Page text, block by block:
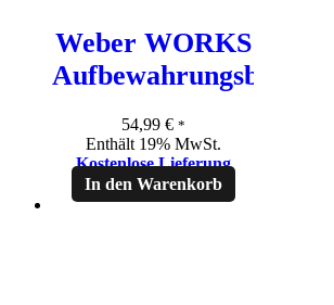
Weber WORKS
Aufbewahrungsboxen
54,99 € *
Enthält 19% MwSt.
Kostenlose Lieferung
In den Warenkorb